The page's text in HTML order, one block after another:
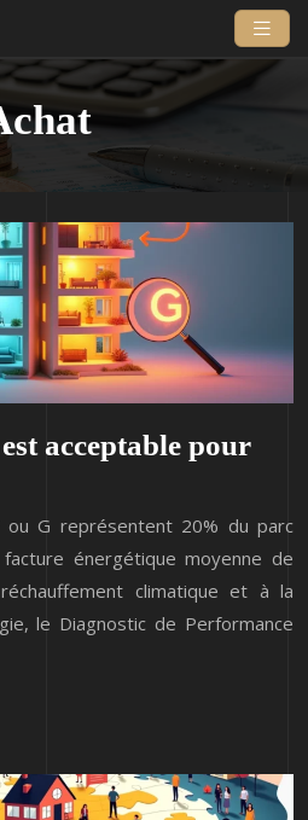
acceptable pour
ou G représentent 20% du parc
énergétique moyenne de
climatique et à la
le Diagnostic de Performance